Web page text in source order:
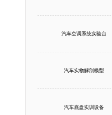
汽车空调系统实验台
汽车实物解剖模型
汽车底盘实训设备